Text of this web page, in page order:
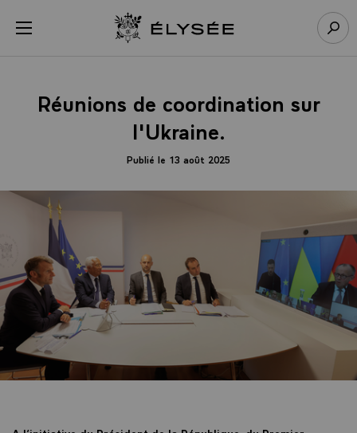
menu Retour à l’accueil Élysée
Réunions de coordination sur
l'Ukraine.
Publié le 13 août 2025
Panneau de gestion des cookies